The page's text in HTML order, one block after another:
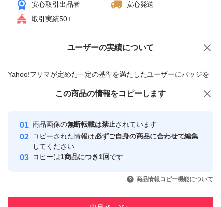
安心取引出品者
安心発送
取引実績50+
ユーザーの実績について
Yahoo!フリマが定めた一定の基準を満たしたユーザーにバッジを
付与しています
安心取引出品者
心・安全なユーザーです
取引実績
引を完了させた実績があります
価格の相談 商品への質問
この商品の情報をコピーします
商品画像の無断転載は禁止されています
コピーされた情報は必ずご自身の商品に合わせて編集
してください
コピーは1商品につき1回です
商品情報コピー機能について
この商品をみている人にオススメ